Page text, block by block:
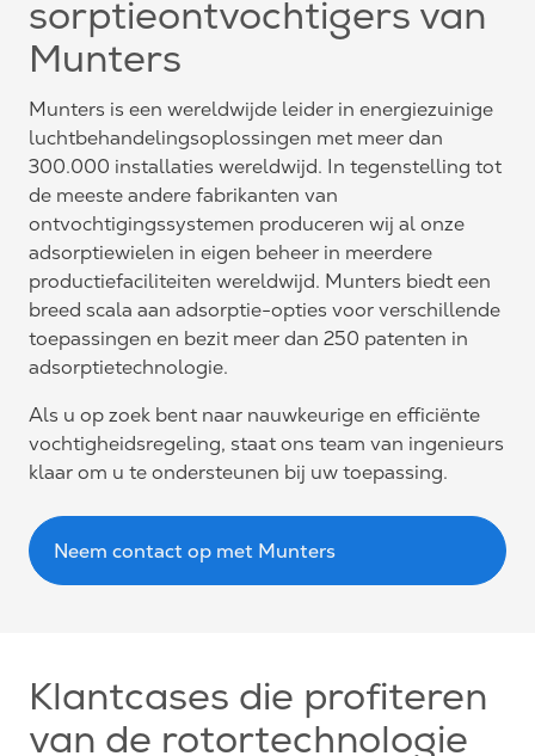
sorptieontvochtigers van
Munters
Munters is een wereldwijde leider in energiezuinige
luchtbehandelingsoplossingen met meer dan
300.000 installaties wereldwijd. In tegenstelling tot
de meeste andere fabrikanten van
ontvochtigingssystemen produceren wij al onze
adsorptiewielen in eigen beheer in meerdere
productiefaciliteiten wereldwijd. Munters biedt een
breed scala aan adsorptie-opties voor verschillende
toepassingen en bezit meer dan 250 patenten in
adsorptietechnologie.
Als u op zoek bent naar nauwkeurige en efficiënte
vochtigheidsregeling, staat ons team van ingenieurs
klaar om u te ondersteunen bij uw toepassing.
Neem contact op met Munters
Klantcases die profiteren
van de rotortechnologie